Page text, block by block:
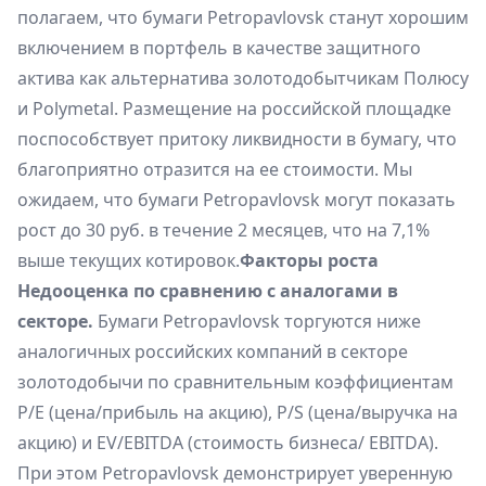
полагаем, что бумаги Petropavlovsk станут хорошим
включением в портфель в качестве защитного
актива как альтернатива золотодобытчикам Полюсу
и Polymetal. Размещение на российской площадке
поспособствует притоку ликвидности в бумагу, что
благоприятно отразится на ее стоимости. Мы
ожидаем, что бумаги Petropavlovsk могут показать
рост до 30 руб. в течение 2 месяцев, что на 7,1%
выше текущих котировок.Факторы роста
Недооценка по сравнению с аналогами в
секторе. Бумаги Petropavlovsk торгуются ниже
аналогичных российских компаний в секторе
золотодобычи по сравнительным коэффициентам
P/E (цена/прибыль на акцию), P/S (цена/выручка на
акцию) и EV/EBITDA (стоимость бизнеса/ EBITDA).
При этом Petropavlovsk демонстрирует уверенную